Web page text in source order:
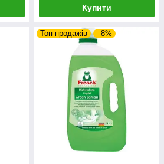
Купити
Топ продажів –8%